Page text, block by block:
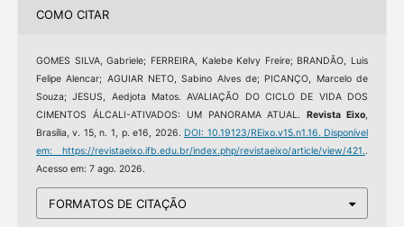
COMO CITAR
GOMES SILVA, Gabriele; FERREIRA, Kalebe Kelvy Freire; BRANDÃO, Luis
Felipe Alencar; AGUIAR NETO, Sabino Alves de; PICANÇO, Marcelo de
Souza; JESUS, Aedjota Matos. AVALIAÇÃO DO CICLO DE VIDA DOS
CIMENTOS ÁLCALI-ATIVADOS: UM PANORAMA ATUAL.Revista Eixo,
Brasília, v. 15, n. 1, p. e16, 2026. DOI: 10.19123/REixo.v15.n1.16. Disponível
em: https://revistaeixo.ifb.edu.br/index.php/revistaeixo/article/view/421..
Acesso em: 7 ago. 2026.
FORMATOS DE CITAÇÃO